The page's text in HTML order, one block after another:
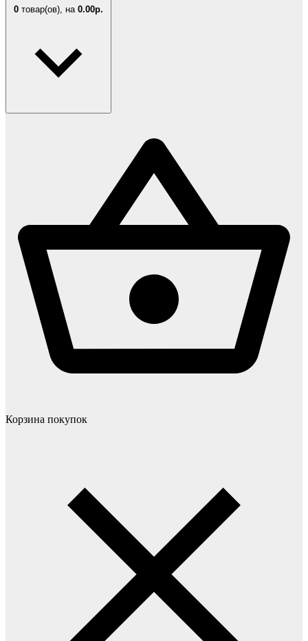
0 товар(ов), на 0.00р.
Корзина покупок